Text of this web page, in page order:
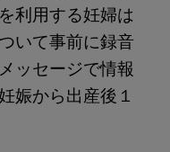
利用する妊婦は
いて事前に録音
ッセージで情報
娠から出産後１